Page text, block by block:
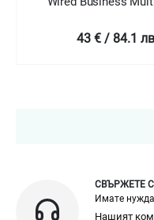
43 € / 84.1
СВЪРЖЕТЕ
Имате
Нашият